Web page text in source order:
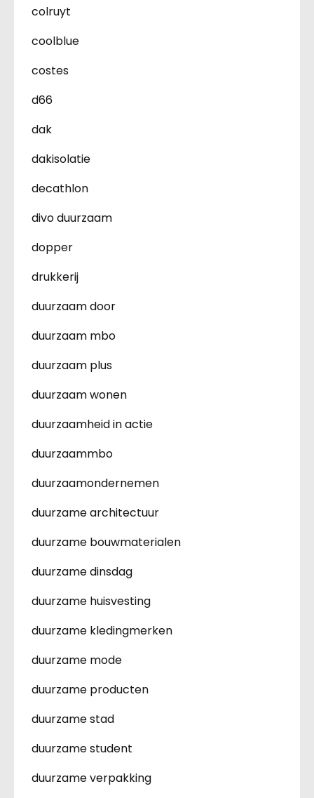
colruyt
coolblue
costes
d66
dak
dakisolatie
decathlon
divo duurzaam
dopper
drukkerij
duurzaam door
duurzaam mbo
duurzaam plus
duurzaam wonen
duurzaamheid in actie
duurzaammbo
duurzaamondernemen
duurzame architectuur
duurzame bouwmaterialen
duurzame dinsdag
duurzame huisvesting
duurzame kledingmerken
duurzame mode
duurzame producten
duurzame stad
duurzame student
duurzame verpakking